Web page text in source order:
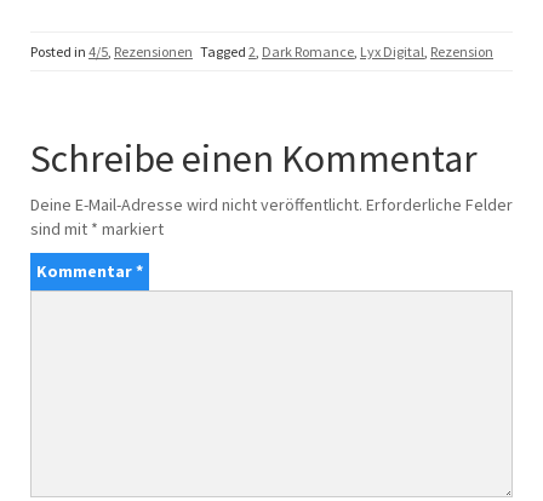
Posted in 4/5, Rezensionen Tagged 2, Dark Romance, Lyx Digital, Rezension
Schreibe einen Kommentar
Deine E-Mail-Adresse wird nicht veröffentlicht. Erforderliche Felder
sind mit * markiert
Kommentar*